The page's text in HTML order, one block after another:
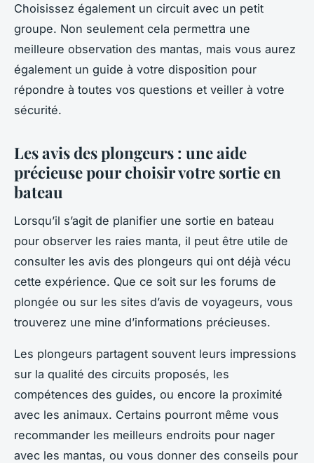
Choisissez également un circuit avec un petit
groupe. Non seulement cela permettra une
meilleure observation des mantas, mais vous aurez
également un guide à votre disposition pour
répondre à toutes vos questions et veiller à votre
sécurité.
Les avis des plongeurs : une aide
précieuse pour choisir votre sortie en
bateau
Lorsqu’il s’agit de planifier une sortie en bateau
pour observer les raies manta, il peut être utile de
consulter les avis des plongeurs qui ont déjà vécu
cette expérience. Que ce soit sur les forums de
plongée ou sur les sites d’avis de voyageurs, vous
trouverez une mine d’informations précieuses.
Les plongeurs partagent souvent leurs impressions
sur la qualité des circuits proposés, les
compétences des guides, ou encore la proximité
avec les animaux. Certains pourront même vous
recommander les meilleurs endroits pour nager
avec les mantas, ou vous donner des conseils pour